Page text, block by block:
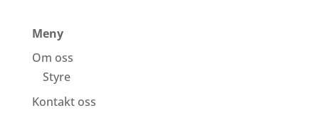
Meny
Om oss
Styre
Kontakt oss